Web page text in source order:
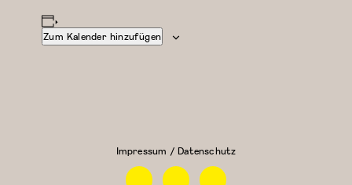
Zum Kalender hinzufügen
Impressum / Datenschutz
FacebookInstagramLinkedin